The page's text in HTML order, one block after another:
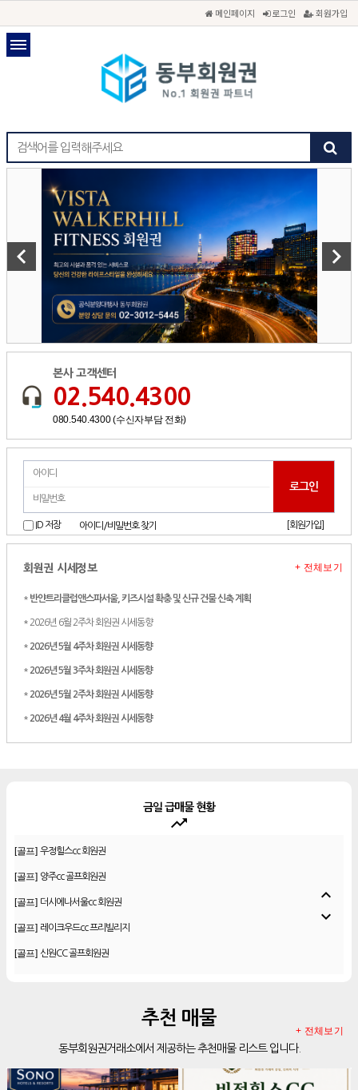
메인페이지 로그인 회원가입
keyboard_arrow_left keyboard_arrow_right
본사 고객센터
02.540.4300
080.540.4300 (수신자부담 전화)
ID 저장 아이디/비밀번호 찾기 [회원가입]
회원권 시세정보
* 반얀트리클럽앤스파서울, 키즈시설 확충 및 신규 건물 신축 계획
* 2026년 6월 2주차 회원권 시세동향
* 2026년 5월 4주차 회원권 시세동향
* 2026년 5월 3주차 회원권 시세동향
* 2026년 5월 2주차 회원권 시세동향
* 2026년 4월 4주차 회원권 시세동향
+ 전체보기
금일 급매물 현황
trending_up
[골프] 양주cc 골프회원권
[골프] 더시에나서울cc 회원권
[골프] 레이크우드cc 프리빌리지
[골프] 신원CC 골프회원권
[골프] 비전힐스cc 골프회원권
안토리조트 130평 개인 무기명
[리조트]한화 안토 77평 등기 기명
expand_less
expand_more
추천 매물
동부회원권거래소에서 제공하는 추천매물 리스트 입니다.
+ 전체보기